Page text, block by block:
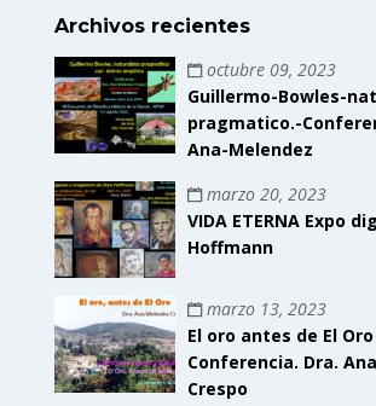
Archivos recientes
octubre 09, 2023
Guillermo-Bowles-
pragmatico.-
Ana-Melendez
marzo 20, 2023
VIDA ETERNA Expo
Hoffmann
marzo 13, 2023
El oro antes de El Oro
Conferencia. Dra.
Crespo